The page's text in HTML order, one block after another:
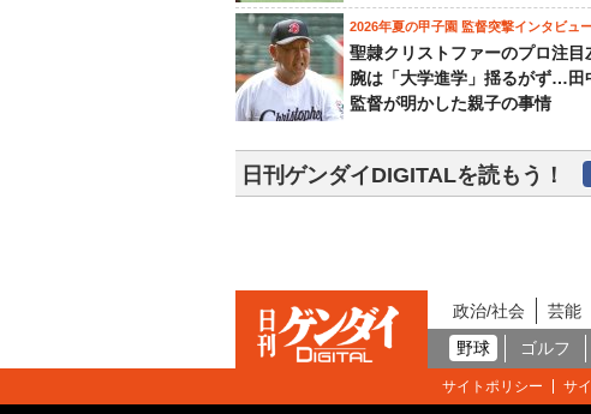
2026年夏の甲子園 監督突撃インタビュ
聖隷クリストファーのプロ注目
腕は「大学進学」揺るがず…田
監督が明かした親子の事情
日刊ゲンダイDIGITALを読もう！
政治/社会 芸能
野球
ゴルフ
サイトポリシー サ